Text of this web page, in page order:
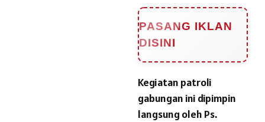
PASANG IKLAN
DISINI
Kegiatan patroli
gabungan ini dipimpin
langsung oleh Ps.